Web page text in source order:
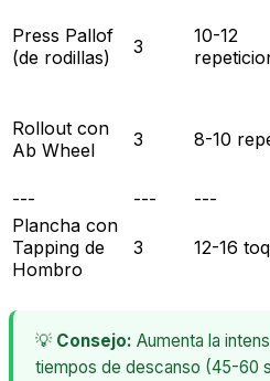
Press Pallof
(de rodillas)
3
10-12
Rollout con
Ab Wheel
3 8-10
---
--- ---
Plancha con
Tapping de
Hombro
3 12-16
💡 Consejo: Aumenta la
tiempos de descanso (45-60